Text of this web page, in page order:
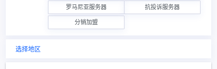
罗马尼亚服务器 抗投诉服务器
分销加盟
选择地区